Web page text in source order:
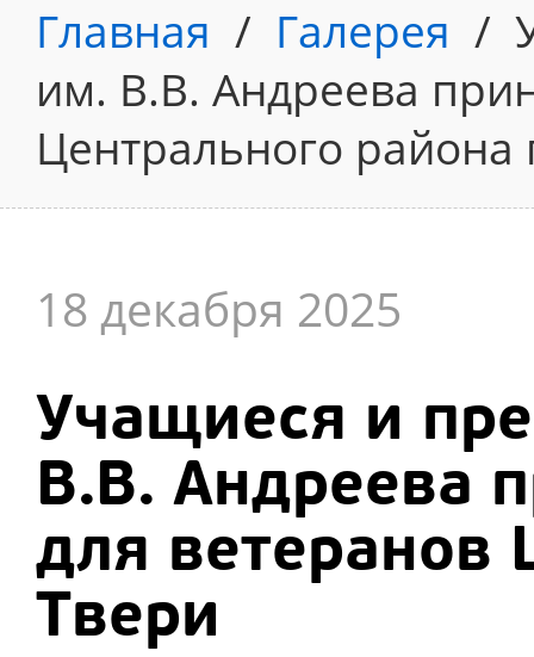
Главная / Галерея /
им. В.В. Андреева
Центрального района
18 декабря 2025
Учащиеся и
В.В. Андреева
для ветеранов
Твери